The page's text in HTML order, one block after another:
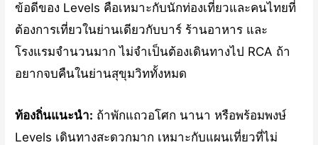
ข้อดีของ Levels คือเหมาะกับนักท่องเที่ยวและคนไทยที่
ต้องการเที่ยวในย่านเดียวกับบาร์ ร้านอาหาร และ
โรงแรมจำนวนมาก ไม่จำเป็นต้องเดินทางไป RCA ถ้า
อยากจบคืนในย่านสุขุมวิททั้งหมด
ท้องถิ่นแนะนำ: ถ้าพักแถวอโศก นานา หรือพร้อมพงษ์
Levels เดินทางสะดวกมาก เหมาะกับแผนเที่ยวที่ไม่